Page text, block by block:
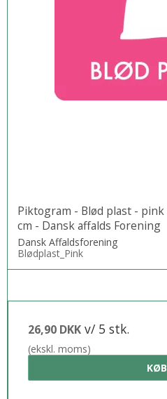
Piktogram - Blød plast -
cm - Dansk affalds Forening
Dansk Affaldsforening
Blødplast_Pink
26,90 DKK v/ 5 stk.
(ekskl. moms)
KØB